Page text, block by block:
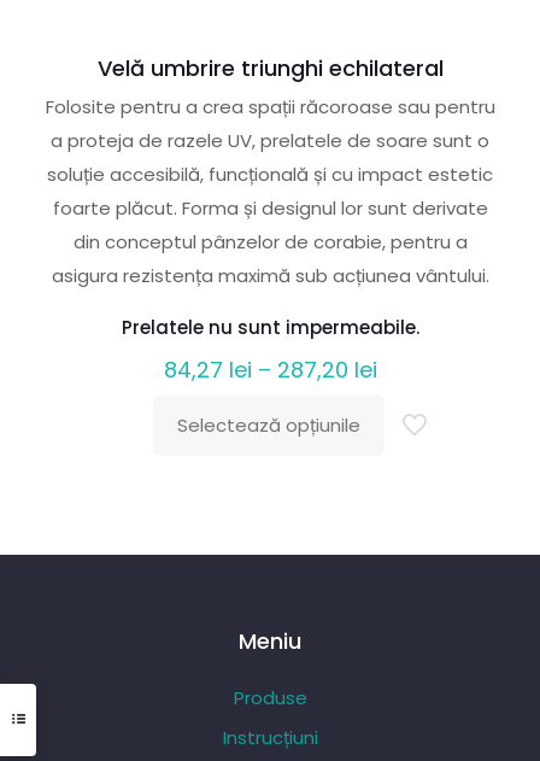
Velă umbrire triunghi echilateral
Folosite pentru a crea spații răcoroase sau pentru
a proteja de razele UV, prelatele de soare sunt o
soluție accesibilă, funcțională și cu impact estetic
foarte plăcut. Forma și designul lor sunt derivate
din conceptul pânzelor de corabie, pentru a
asigura rezistența maximă sub acțiunea vântului.
Prelatele nu sunt impermeabile.
84,27 lei – 287,20 leiInterval
prețuri:
Selectează opțiunile
Acest
Meniu
Produse
Instrucțiuni